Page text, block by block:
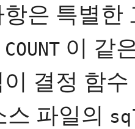
은 특별한
COUNT 이 같
결정 함
스 파일의